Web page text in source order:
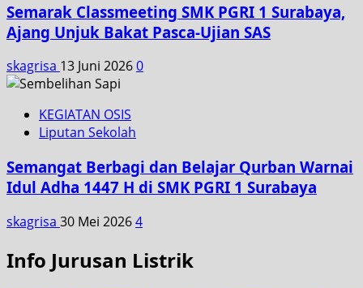
Semarak Classmeeting SMK PGRI 1 Surabaya,
Ajang Unjuk Bakat Pasca-Ujian SAS
skagrisa 13 Juni 20260
KEGIATAN OSIS
Liputan Sekolah
Semangat Berbagi dan Belajar Qurban Warnai
Idul Adha 1447 H di SMK PGRI 1 Surabaya
skagrisa 30 Mei 20264
Info Jurusan Listrik